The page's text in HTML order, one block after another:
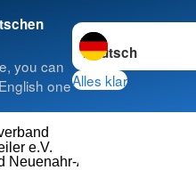
you can
one
Sprache wechseln
Alles klar
Neuenahr-Ahrweiler
e.V.